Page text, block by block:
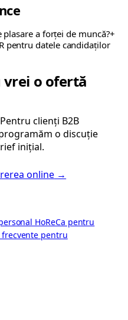
a forței de muncă?+
pentru datele candidaților
o ofertă
clienți B2B
o discuție
inițial.
online →
HoReCa pentru
pentru